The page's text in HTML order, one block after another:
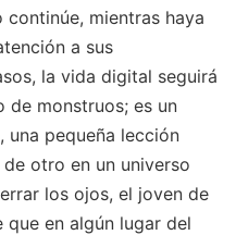
mientras haya
a sus
la vida digital seguirá
de monstruos; es un
una pequeña lección
otro en un universo
los ojos, el joven de
en algún lugar del